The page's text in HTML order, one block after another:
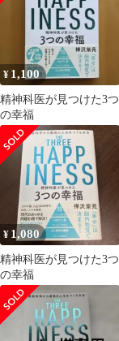
¥ 1,100
精神科医が見つけた3つ
の幸福
¥ 1,080
精神科医が見つけた3つ
の幸福